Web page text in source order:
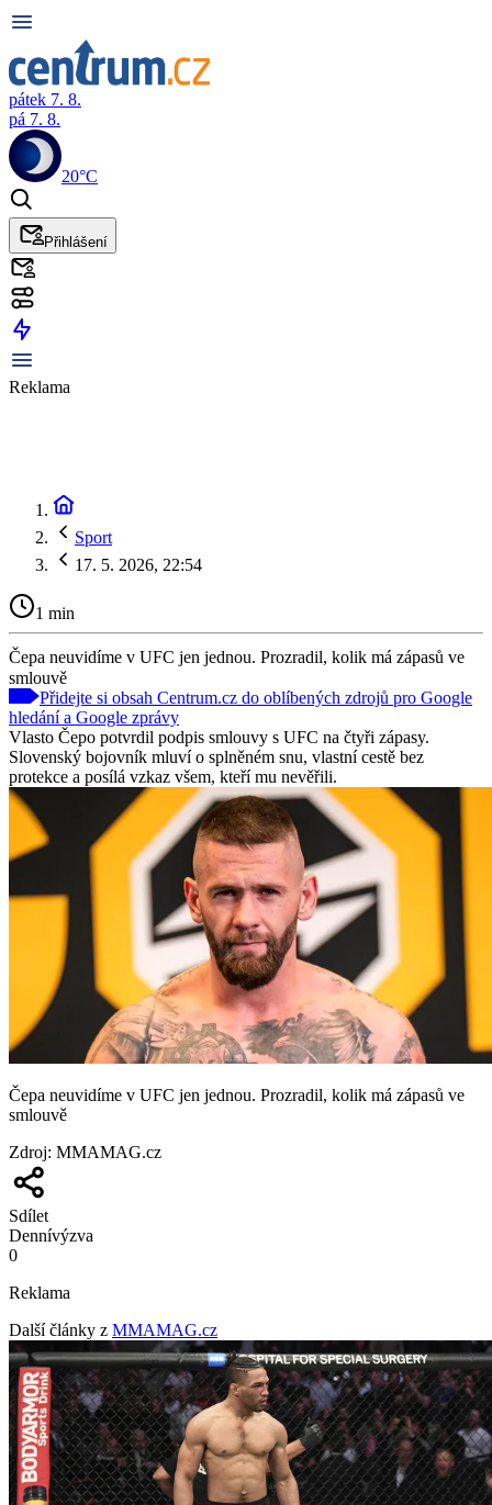
pátek 7. 8.
pá 7. 8.
20°C
Přihlášení
Reklama
Sport
17. 5. 2026, 22:54
1 min
Čepa neuvidíme v UFC jen jednou. Prozradil, kolik má zápasů ve
smlouvě
Přidejte si obsah Centrum.cz do oblíbených zdrojů pro Google
hledání a Google zprávy
Vlasto Čepo potvrdil podpis smlouvy s UFC na čtyři zápasy.
Slovenský bojovník mluví o splněném snu, vlastní cestě bez
protekce a posílá vzkaz všem, kteří mu nevěřili.
Čepa neuvidíme v UFC jen jednou. Prozradil, kolik má zápasů ve
smlouvě
Zdroj: MMAMAG.cz
Sdílet
Dennívýzva
0
Reklama
Další články z MMAMAG.cz